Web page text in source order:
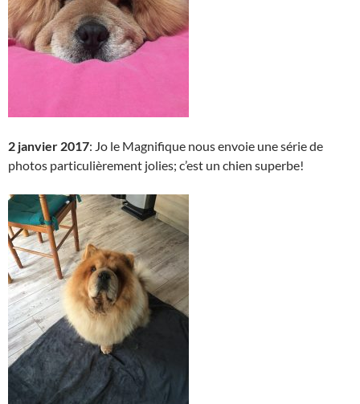
2 janvier 2017: Jo le Magnifique nous envoie une série de
photos particulièrement jolies; c’est un chien superbe!